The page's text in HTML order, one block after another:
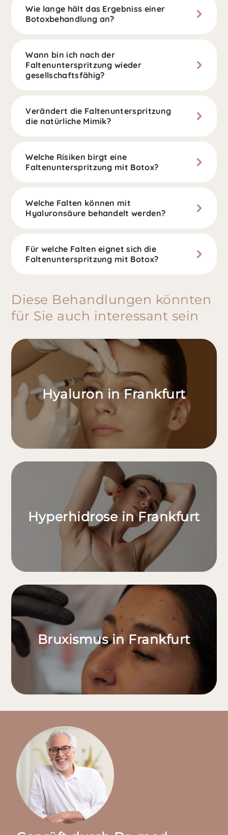
Wie lange hält das Ergebniss einer
Botoxbehandlung an?
Wann bin ich nach der
Faltenunterspritzung wieder
gesellschaftsfähig?
Verändert die Faltenunterspritzung
die natürliche Mimik?
Welche Risiken birgt eine
Faltenunterspritzung mit Botox?
Welche Falten können mit
Hyaluronsäure behandelt werden?
Für welche Falten eignet sich die
Faltenunterspritzung mit Botox?
Diese Behandlungen könnten
für Sie auch interessant sein
Hyaluron in Frankfurt
Hyperhidrose in Frankfurt
Bruxismus in Frankfurt